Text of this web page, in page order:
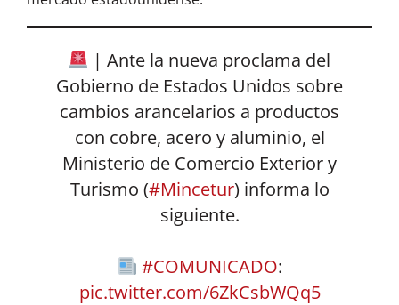
| Ante la nueva proclama del
Gobierno de Estados Unidos sobre
cambios arancelarios a productos
con cobre, acero y aluminio, el
Ministerio de Comercio Exterior y
Turismo (#Mincetur) informa lo
siguiente.
#COMUNICADO:
pic.twitter.com/6ZkCsbWQq5